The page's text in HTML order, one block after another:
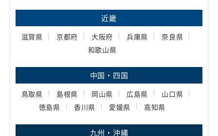
近畿
滋賀県 京都府 大阪府 兵庫県
奈良県
和歌山県
中国・四国
鳥取県 島根県 岡山県 広島県
山口県
徳島県
香川県 愛媛県 高知県
九州・沖縄